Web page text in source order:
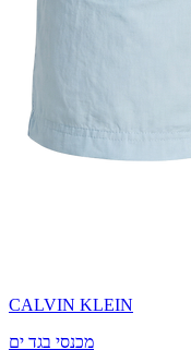
CALVIN KLEIN
מכנסי בגד ים